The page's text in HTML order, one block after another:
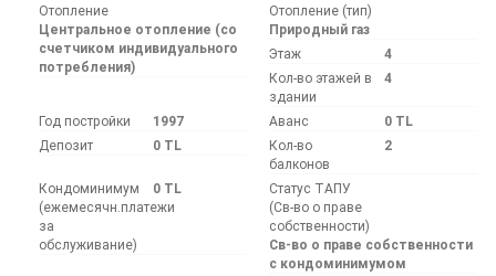
Отопление
Центральное отопление (со
счетчиком индивидуального
потребления)
Отопление (тип)
Природный газ
Этаж
4
Кол-во этажей в
здании
4
Год постройки 1997 Аванс
0 TL
Депозит
0 TL
Кол-во
балконов
2
Кондоминимум
(ежемесячн.платежи
за
обслуживание)
0 TL
Статус ТАПУ
(Св-во о праве
собственности)
Св-во о праве собственности
с кондоминимумом